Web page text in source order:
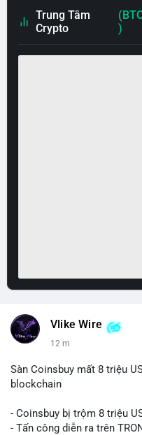
Trung Tâm
Crypto
)
Vlike Wire
12 m
Sàn Coinsbuy mất 8 triệu
blockchain
- Coinsbuy bị trộm 8 triệu
- Tấn công diễn ra trên